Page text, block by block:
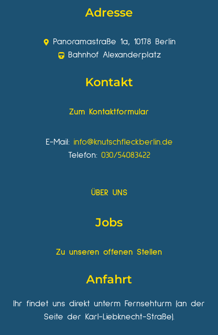
Adresse
Panoramastraße 1a, 10178 Berlin
Bahnhof Alexanderplatz
Kontakt
Zum Kontaktformular
E-Mail: info@knutschfleckberlin.de
Telefon: 030/54083422
ÜBER UNS
Jobs
Zu unseren offenen Stellen
Anfahrt
Ihr findet uns direkt unterm Fernsehturm (an der
Seite der Karl-Liebknecht-Straße).